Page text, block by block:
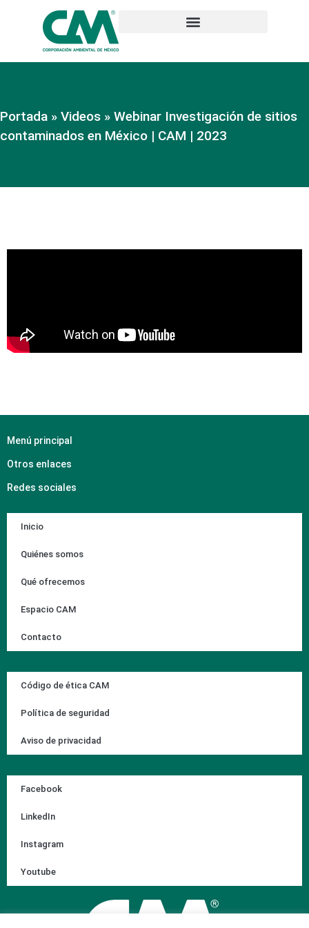
Portada » Videos » Webinar Investigación de sitios
contaminados en México | CAM | 2023
Menú principal
Otros enlaces
Redes sociales
Inicio
Quiénes somos
Qué ofrecemos
Espacio CAM
Contacto
Código de ética CAM
Política de seguridad
Aviso de privacidad
Facebook
LinkedIn
Instagram
Youtube